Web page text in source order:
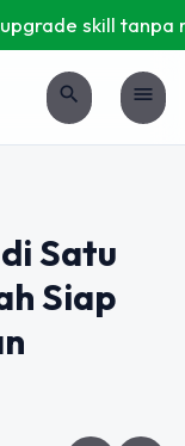
skill tanpa
search menu
Satu
Siap